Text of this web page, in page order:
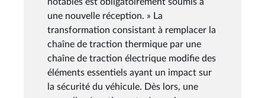
une nouvelle réception. » La
transformation consistant à remplacer la
chaîne de traction thermique par une
chaîne de traction électrique modifie des
éléments essentiels ayant un impact sur
la sécurité du véhicule. Dès lors, une